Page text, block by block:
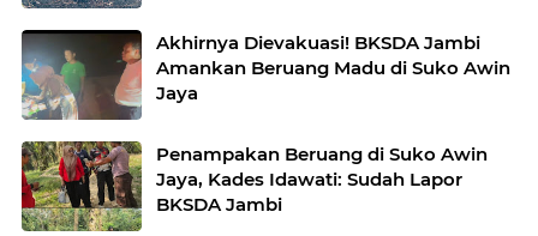
Akhirnya Dievakuasi! BKSDA Jambi
Amankan Beruang Madu di Suko Awin
Jaya
Penampakan Beruang di Suko Awin
Jaya, Kades Idawati: Sudah Lapor
BKSDA Jambi